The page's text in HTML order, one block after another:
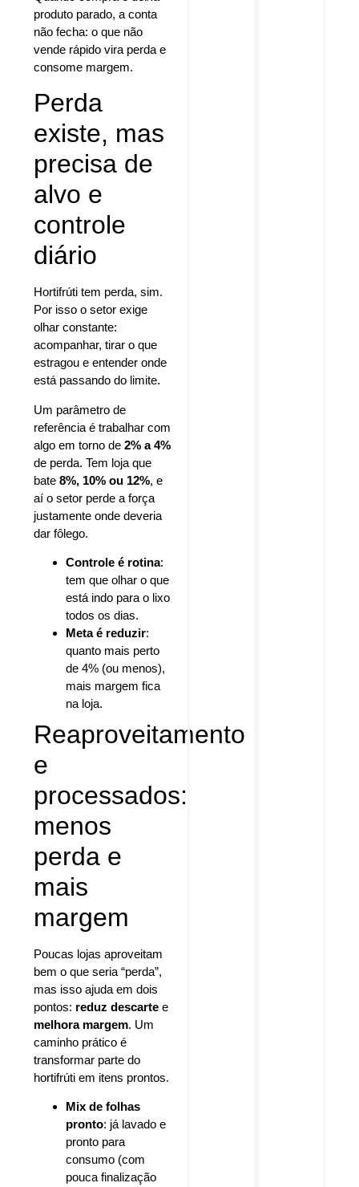
produto parado, a conta
não fecha: o que não
vende rápido vira perda e
consome margem.
Perda
existe, mas
precisa de
alvo e
controle
diário
Hortifrúti tem perda, sim.
Por isso o setor exige
olhar constante:
acompanhar, tirar o que
estragou e entender onde
está passando do limite.
Um parâmetro de
referência é trabalhar com
algo em torno de2% a 4%
de perda. Tem loja que
bate8%, 10% ou 12%, e
aí o setor perde a força
justamente onde deveria
dar fôlego.
Controle é rotina:
tem que olhar o que
está indo para o lixo
todos os dias.
Meta é reduzir:
quanto mais perto
de 4% (ou menos),
mais margem fica
na loja.
Reaproveitamento
e
processados:
menos
perda e
mais
margem
Poucas lojas aproveitam
bem o que seria “perda”,
mas isso ajuda em dois
pontos: reduz descarte e
melhora margem. Um
caminho prático é
transformar parte do
hortifrúti em itens prontos.
Mix de folhas
pronto: já lavado e
pronto para
consumo (com
pouca finalização